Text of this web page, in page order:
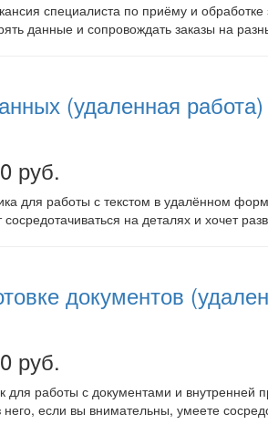
специалиста по приёму и
данные и сопровождать заказы на
(удаленная работа)
руб.
для работы с текстом в удалённом
на деталях и хочет
документов
руб.
для работы с документами и
если вы внимательны, умеете